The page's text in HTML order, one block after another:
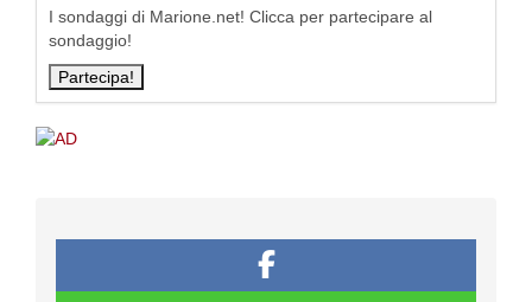
I sondaggi di Marione.net! Clicca per partecipare al
sondaggio!